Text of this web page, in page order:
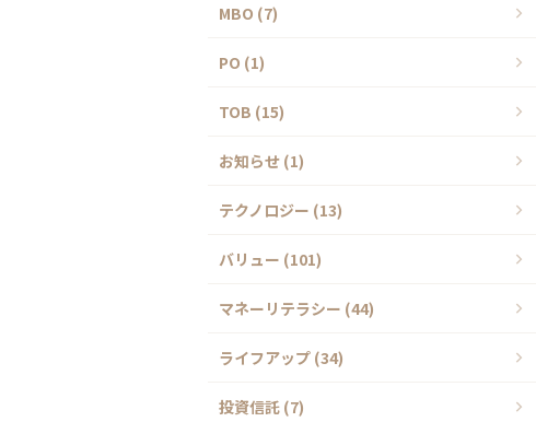
MBO (7)
PO (1)
TOB (15)
お知らせ (1)
テクノロジー (13)
バリュー (101)
マネーリテラシー (44)
ライフアップ (34)
投資信託 (7)